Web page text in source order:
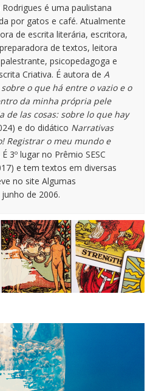
Rodrigues é uma paulistana
por gatos e café. Atualmente
de escrita literária, escritora,
de textos, leitora
psicopedagoga e
Criativa. É autora de A
o que há entre o vazio e o
da minha própria pele
de las cosas: sobre lo que hay
e do didático Narrativas
Registrar o meu mundo e
3º lugar no Prêmio SESC
e tem textos em diversas
no site Algumas
de 2006.